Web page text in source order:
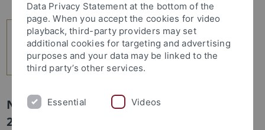
Newsletter Uni Tübingen aktuell Nr.
2/2016: Forum
Data Privacy Statement at the bottom of the
page. When you accept the cookies for video
playback, third-party providers may set
additional cookies for targeting and advertising
purposes and your data may be linked to the
third party’s other services.
Essential Videos